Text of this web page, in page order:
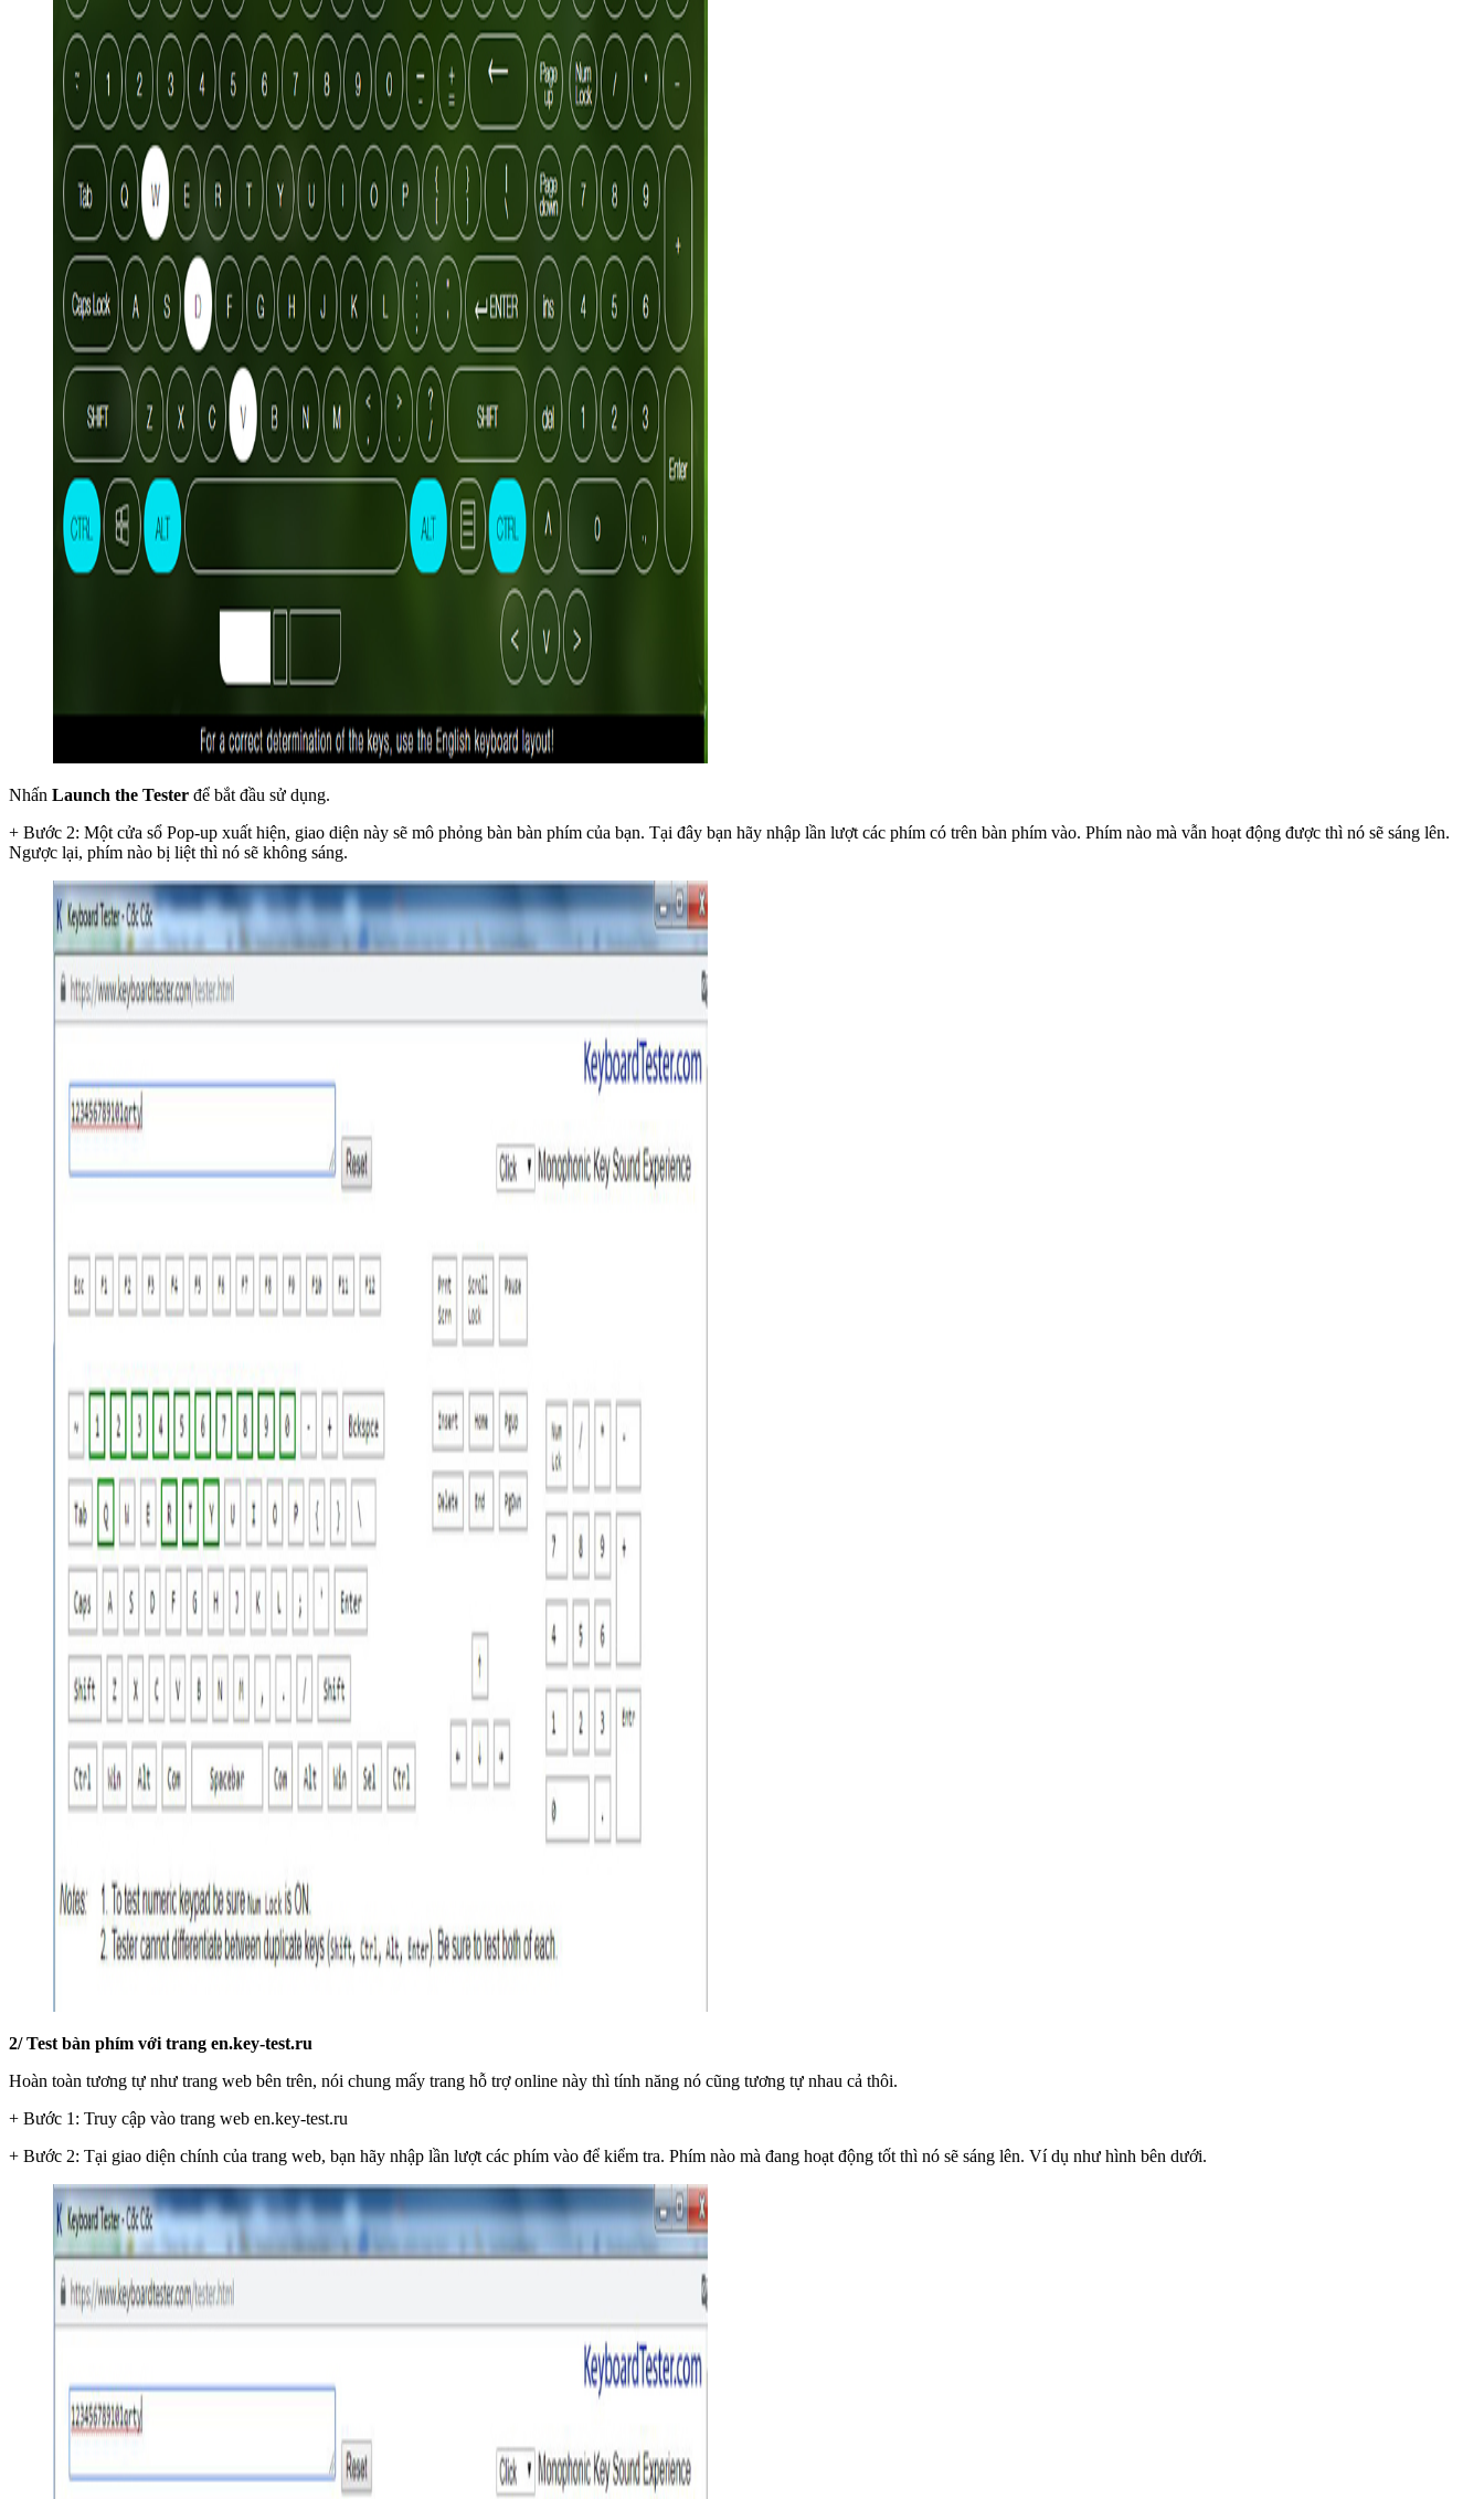
Nhấn Launch the Tester để bắt đầu sử dụng.
+ Bước 2: Một cửa sổ Pop-up xuất hiện, giao diện này sẽ mô phỏng bàn bàn phím của bạn. Tại đây bạn hãy nhập lần lượt các phím có trên bàn phím vào. Phím nào mà vẫn hoạt động được thì nó sẽ sáng lên.
Ngược lại, phím nào bị liệt thì nó sẽ không sáng.
2/ Test bàn phím với trang en.key-test.ru
Hoàn toàn tương tự như trang web bên trên, nói chung mấy trang hỗ trợ online này thì tính năng nó cũng tương tự nhau cả thôi.
+ Bước 1: Truy cập vào trang web en.key-test.ru
+ Bước 2: Tại giao diện chính của trang web, bạn hãy nhập lần lượt các phím vào để kiểm tra. Phím nào mà đang hoạt động tốt thì nó sẽ sáng lên. Ví dụ như hình bên dưới.